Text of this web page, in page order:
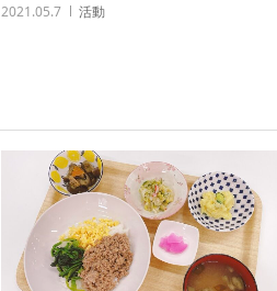
2021.05.7 活動